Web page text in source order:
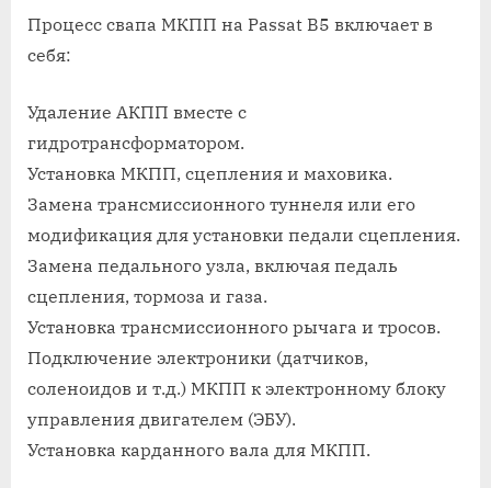
Процесс свапа МКПП на Passat B5 включает в
себя:
Удаление АКПП вместе с
гидротрансформатором.
Установка МКПП, сцепления и маховика.
Замена трансмиссионного туннеля или его
модификация для установки педали сцепления.
Замена педального узла, включая педаль
сцепления, тормоза и газа.
Установка трансмиссионного рычага и тросов.
Подключение электроники (датчиков,
соленоидов и т.д.) МКПП к электронному блоку
управления двигателем (ЭБУ).
Установка карданного вала для МКПП.